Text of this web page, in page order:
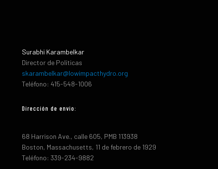
Surabhi Karambelkar
Director de Políticas
skarambelkar@lowimpacthydro.org
Teléfono: 415-548-1006
Dirección de envio:
68 Harrison Ave., calle 605, PMB 113938
Boston, Massachusetts, 11 de febrero de 1929
Teléfono: 339-234-9882